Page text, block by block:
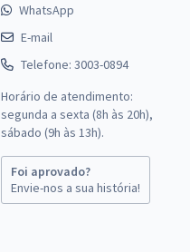
WhatsApp
E-mail
Telefone: 3003-0894
Horário de atendimento:
segunda a sexta (8h às 20h),
sábado (9h às 13h).
Foi aprovado?
Envie-nos a sua história!